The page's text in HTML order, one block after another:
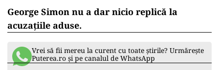
George Simon nu a dar nicio replică la
acuzațiile aduse.
Vrei să fii mereu la curent cu toate știrile? Urmărește
Puterea.ro și pe canalul de WhatsApp